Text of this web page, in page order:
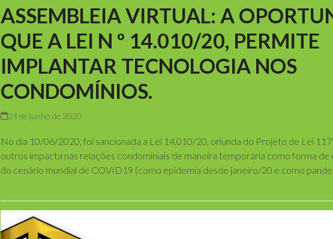
ASSEMBLEIA VIRTUAL: A
QUE A LEI N º 14.010/20, PERMITE
IMPLANTAR TECNOLOGIA NOS
CONDOMÍNIOS.
24 de junho de 2020
No dia 10/06/2020, foi sancionada a Lei 14.010/20, oriunda do Projeto de Lei
outros impacta nas relações condominiais de maneira temporária como forma
do cenário mundial de COVID19 (como epidemia desde janeiro/20 e como